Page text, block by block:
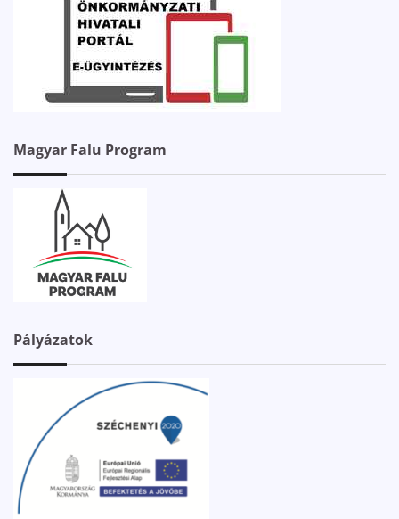
Magyar Falu Program
Pályázatok